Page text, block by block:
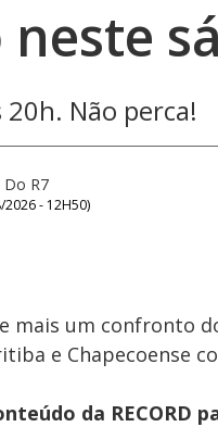
Não perca!
Do R7
2026 - 12H50)
mais um confronto
e Chapecoense
da RECORD